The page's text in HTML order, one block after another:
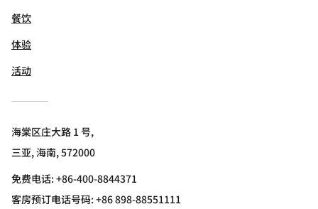
餐饮
体验
活动
海棠区庄大路 1 号,
三亚, 海南, 572000
免费电话:+86-400-8844371
客房预订电话号码: +86 898-88551111